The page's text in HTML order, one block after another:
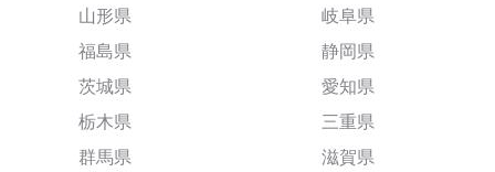
山形県
福島県
茨城県
栃木県
群馬県
岐阜県
静岡県
愛知県
三重県
滋賀県